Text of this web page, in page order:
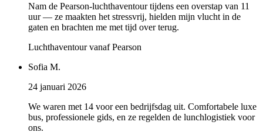
Nam de Pearson-luchthaventour tijdens een overstap van 11
uur — ze maakten het stressvrij, hielden mijn vlucht in de
gaten en brachten me met tijd over terug.
Luchthaventour vanaf Pearson
Sofia M.
24 januari 2026
We waren met 14 voor een bedrijfsdag uit. Comfortabele luxe
bus, professionele gids, en ze regelden de lunchlogistiek voor
ons.